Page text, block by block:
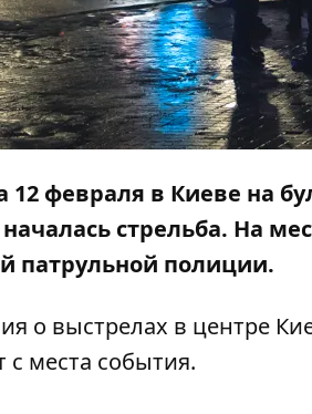
12 февраля в Киеве на
стрельба. На
патрульной полиции.
о выстрелах в центре
с места события.